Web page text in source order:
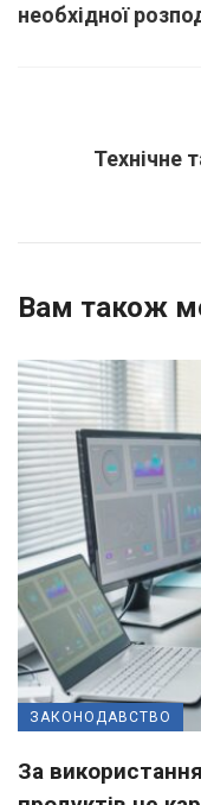
необхідної
Технічне
Вам також
ЗАКОНОДАВСТВО
За